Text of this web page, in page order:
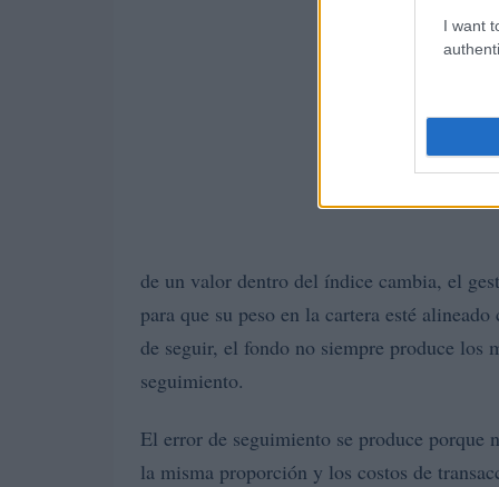
I want
de un valor dentro del índice cambia, el
para que su peso en la cartera esté
de seguir, el fondo no siempre produce los
seguimiento.
El error de seguimiento se produce porque
la misma proporción y los costos de